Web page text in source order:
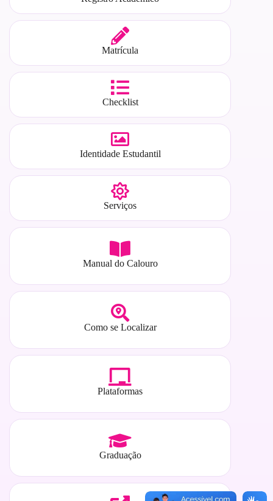
Matrícula
Checklist
Identidade Estudantil
Serviços
Manual do Calouro
Como se Localizar
Plataformas
Graduação